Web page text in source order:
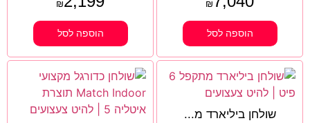
₪
הוספה לסל
₪
הוספה לסל
שולחן ביליארד מ...